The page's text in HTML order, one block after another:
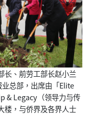
长、 前劳工部长赵小兰
业总部，出席由「Elite
& Legacy（领导力与传
楼，与侨界及各界人士